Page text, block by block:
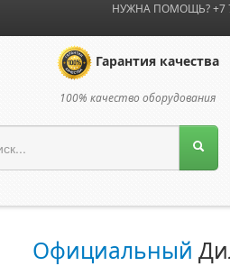
НУЖНА ПОМОЩЬ? +7
Гарантия качества
100% качество оборудования
Официальный